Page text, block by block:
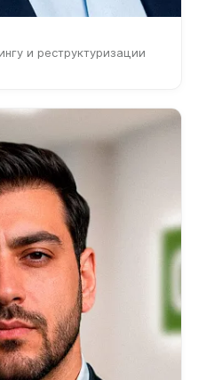
и реструктуризации